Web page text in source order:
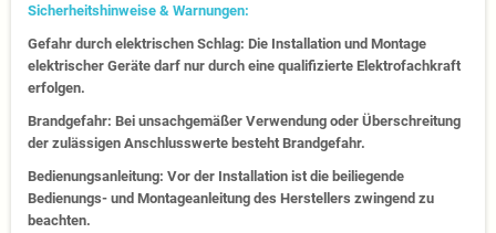
Sicherheitshinweise & Warnungen:
Gefahr durch elektrischen Schlag: Die Installation und Montage
elektrischer Geräte darf nur durch eine qualifizierte Elektrofachkraft
erfolgen.
Brandgefahr: Bei unsachgemäßer Verwendung oder Überschreitung
der zulässigen Anschlusswerte besteht Brandgefahr.
Bedienungsanleitung: Vor der Installation ist die beiliegende
Bedienungs- und Montageanleitung des Herstellers zwingend zu
beachten.